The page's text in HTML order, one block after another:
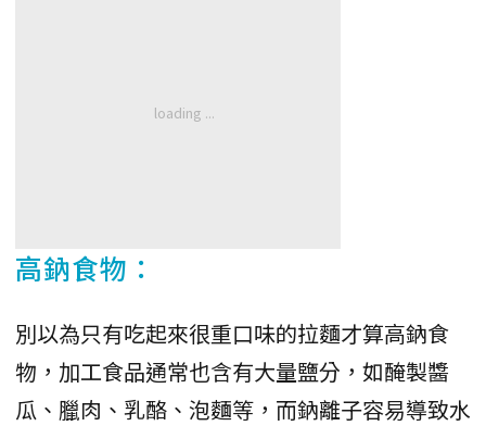
高鈉食物：
別以為只有吃起來很重口味的拉麵才算高鈉食
物，加工食品通常也含有大量鹽分，如醃製醬
瓜、臘肉、乳酪、泡麵等，而鈉離子容易導致水